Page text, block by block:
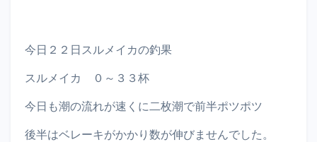
今日２２日スルメイカの釣果
スルメイカ ０～３３杯
今日も潮の流れが速くに二枚潮で前半ポツポツ
後半はベレーキがかかり数が伸びませんでした。